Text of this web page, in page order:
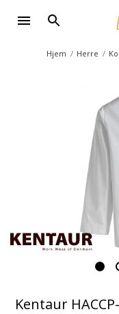
Hjem Herre
Kentaur